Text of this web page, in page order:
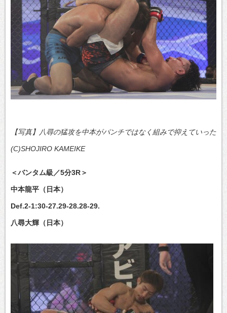
【写真】八尋の猛攻を中本がパンチではなく組みで抑えていった
(C)SHOJIRO KAMEIKE
＜バンタム級／5分3R＞
中本龍平（日本）
Def.2-1:30-27.29-28.28-29.
八尋大輝（日本）